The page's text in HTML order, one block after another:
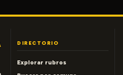
DIRECTORIO
Explorar rubros